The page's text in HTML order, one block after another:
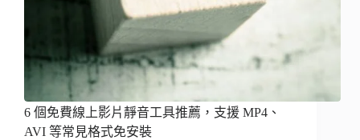
6 個免費線上影片靜音工具推薦，支援 MP4、
AVI 等常見格式免安裝